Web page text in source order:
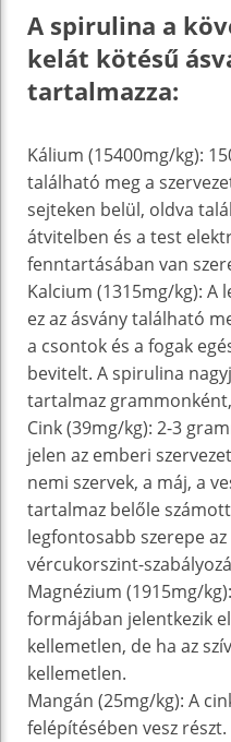
A spirulina a
kelát kötésű
tartalmazza:
Kálium (15400mg/kg):
található meg a
sejteken belül, oldva
átvitelben és a test
fenntartásában van
Kalcium (1315mg/kg): A
ez az ásvány található
a csontok és a fogak
bevitelt. A spirulina
tartalmaz
Cink (39mg/kg): 2-3
jelen az emberi
nemi szervek, a máj, a
tartalmaz belőle
legfontosabb szerepe
vércukorszint-
Magnézium (1915mg/
formájában jelentkezik
kellemetlen, de ha az
kellemetlen.
Mangán (25mg/kg): A
felépítésében vesz részt.